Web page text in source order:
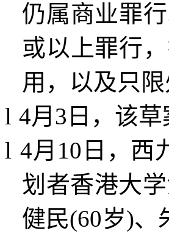
仍属商业罪
或以上罪行
用，以及只
l 4月 3 日，该
l 4月 10 日，西
划者香港大
健民(60岁)、